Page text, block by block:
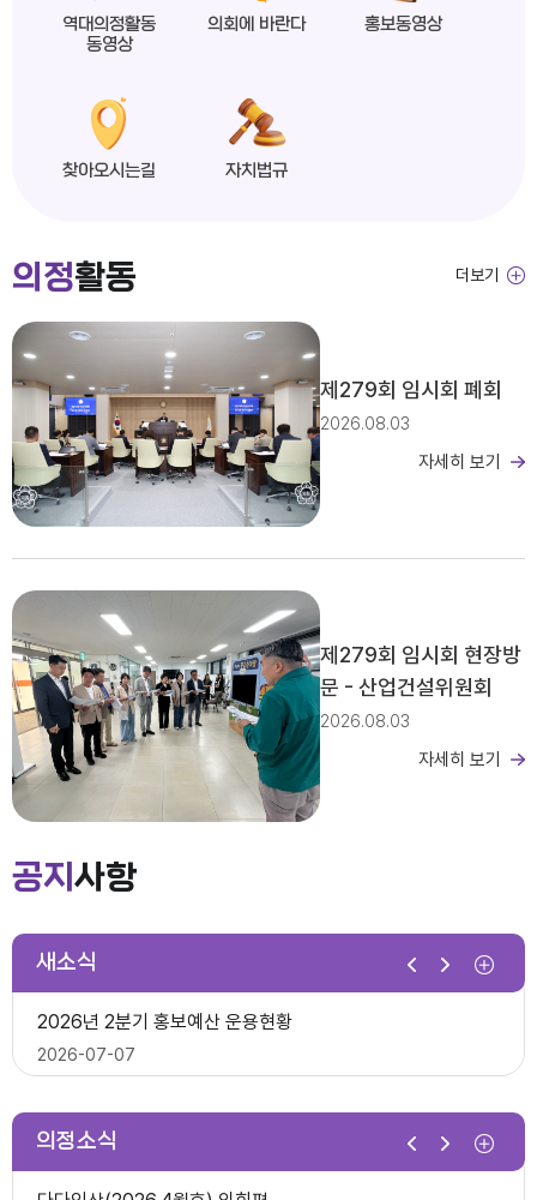
익산시의회 상임위원회 ‘현장 속으로!’
익산시의회, 제279회 임시회 개회
2026년 2분기 홍보예산 운용현황
제279회 익산시의회(임시회) 의사일정(안)
제279회 익산시의회 임시회 집회공고
제278회 익산시의회 임시회 의사일정(안)
역대의정활동
동영상
의회에 바란다 홍보동영상
찾아오시는길 자치법규
의정활동
제279회 임시회 폐회
2026.08.03
자세히 보기
제279회 임시회 현장방
문 - 산업건설위원회
2026.08.03
자세히 보기
더보기
공지 사항
새소식
2026-03-26
2026년 2분기 홍보예산 운용현황
2026-07-07
의정소식
다다익산(2025.12월호) 의회편
2025-12-03